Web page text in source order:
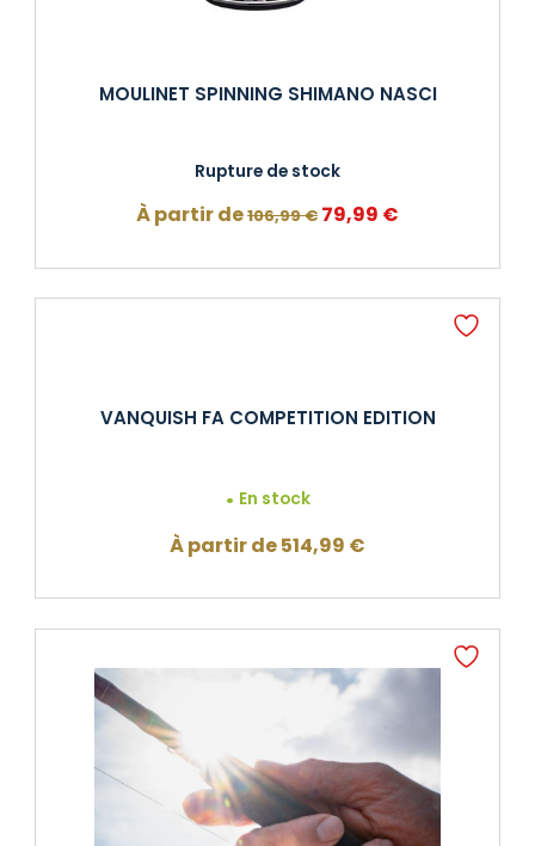
MOULINET SPINNING SHIMANO NASCI
Rupture de stock
À partir de106,99€ Le
initial
était :
79,99 €
actuel
est :
79,99 €.
VANQUISH FA COMPETITION EDITION
En stock
À partir de514,99 €